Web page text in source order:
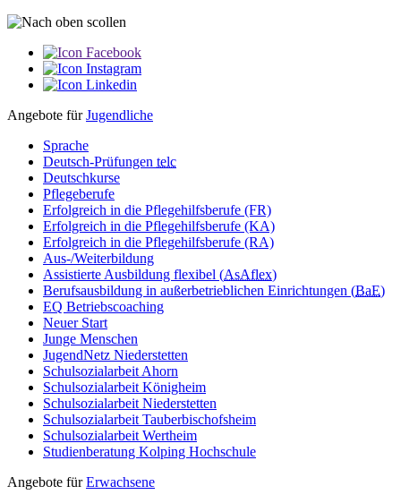
Angebote fürJugendliche
Sprache
Deutsch-Prüfungen telc
Deutschkurse
Pflegeberufe
Erfolgreich in die Pflegehilfsberufe (FR)
Erfolgreich in die Pflegehilfsberufe (KA)
Erfolgreich in die Pflegehilfsberufe (RA)
Aus-/Weiterbildung
Assistierte Ausbildung flexibel (AsAflex)
Berufsausbildung in außerbetrieblichen Einrichtungen (BaE)
EQ Betriebscoaching
Neuer Start
Junge Menschen
JugendNetz Niederstetten
Schulsozialarbeit Ahorn
Schulsozialarbeit Königheim
Schulsozialarbeit Niederstetten
Schulsozialarbeit Tauberbischofsheim
Schulsozialarbeit Wertheim
Studienberatung Kolping Hochschule
Angebote fürErwachsene